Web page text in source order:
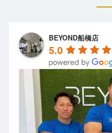
BEYOND船橋店
5.0